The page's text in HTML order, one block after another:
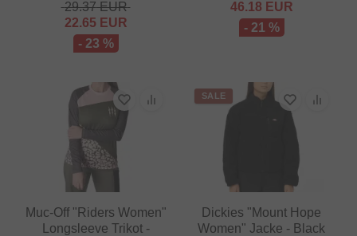
29.37EUR
22.65 EUR
- 23 %
46.18 EUR
- 21 %
Muc-Off "Riders Women"
Longsleeve Trikot -
SALE
Dickies "Mount Hope
Women" Jacke - Black